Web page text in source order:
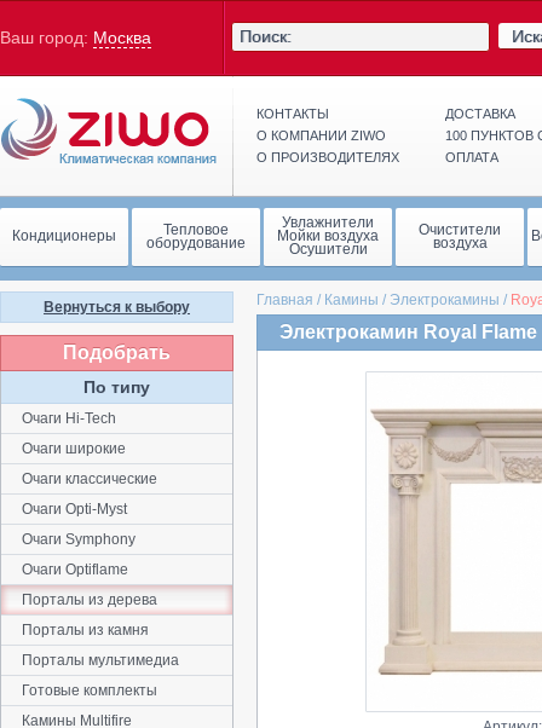
Ваш город: Москва
КОНТАКТЫ
О КОМПАНИИ ZIWO
О ПРОИЗВОДИТЕЛЯХ
ДОСТАВКА
100
ОПЛАТА
Кондиционеры Тепловое
оборудование
Увлажнители
Мойки воздуха
Осушители
Очистители
воздуха
Главная / Камины / Электрокамины /
Электрокамин Royal
Вернуться к выбору
Подобрать
По типу
Очаги Hi-Tech
Очаги широкие
Очаги классические
Очаги Opti-Myst
Очаги Symphony
Очаги Optiflame
Порталы из дерева
Порталы из камня
Порталы мультимедиа
Готовые комплекты
Камины Multifire